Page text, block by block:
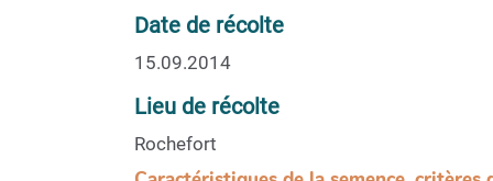
Date de récolte
15.09.2014
Lieu de récolte
Rochefort